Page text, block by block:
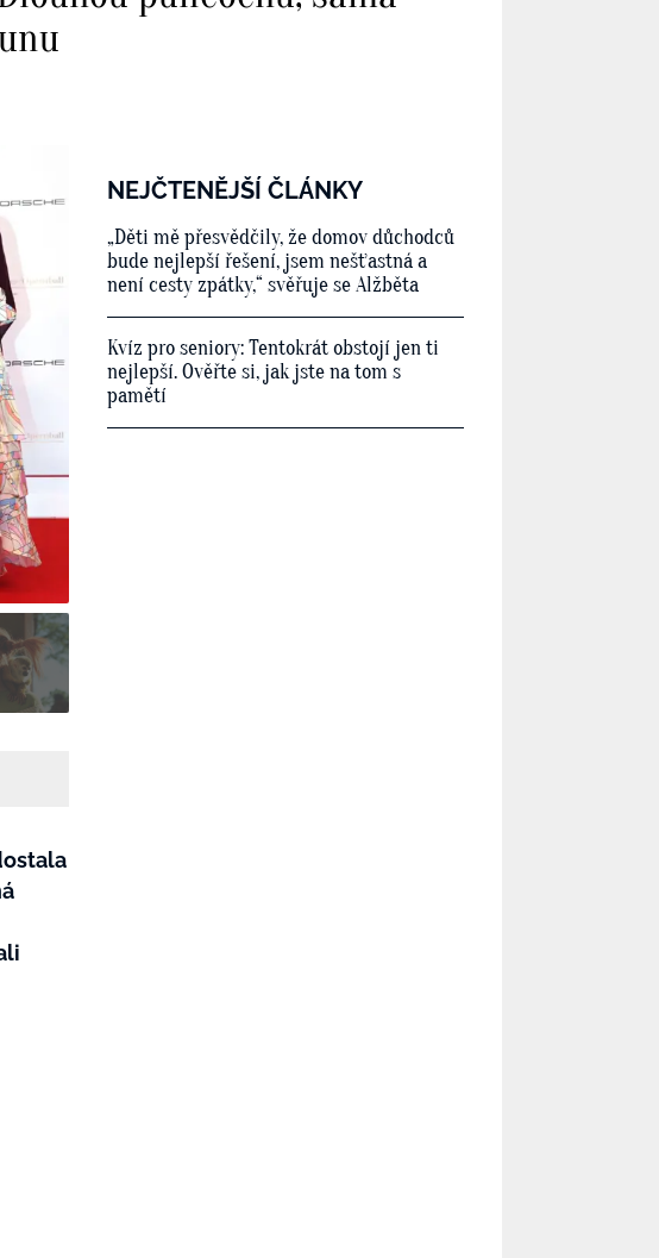
NEJČTENĚJŠÍ ČLÁNKY
„Děti mě přesvědčily, že domov důchodců
bude nejlepší řešení, jsem nešťastná a
není cesty zpátky,“ svěřuje se Alžběta
Kvíz pro seniory: Tentokrát obstojí jen ti
nejlepší. Ověřte si, jak jste na tom s
pamětí